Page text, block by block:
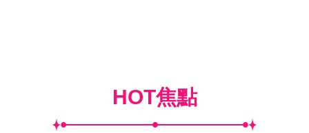
HOT焦點